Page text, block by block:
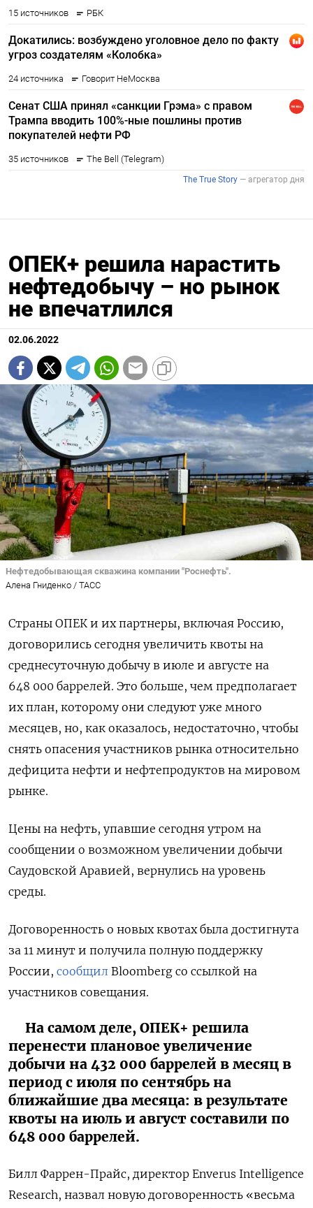
ОПЕК+ решила нарастить
нефтедобычу – но рынок
не впечатлился
02.06.2022
Нефтедобывающая скважина компании "Роснефть".
Алена Гниденко / ТАСС
Страны ОПЕК и их партнеры, включая Россию,
договорились сегодня увеличить квоты на
среднесуточную добычу в июле и августе на
648 000 баррелей. Это больше, чем предполагает
их план, которому они следуют уже много
месяцев, но, как оказалось, недостаточно, чтобы
снять опасения участников рынка относительно
дефицита нефти и нефтепродуктов на мировом
рынке.
Цены на нефть, упавшие сегодня утром на
сообщении о возможном увеличении добычи
Саудовской Аравией, вернулись на уровень
среды.
Договоренность о новых квотах была достигнута
за 11 минут и получила полную поддержку
России, сообщил Bloomberg со ссылкой на
участников совещания.
На самом деле, ОПЕК+ решила
перенести плановое увеличение
добычи на 432 000 баррелей в месяц в
период с июля по сентябрь на
ближайшие два месяца: в результате
квоты на июль и август составили по
648 000 баррелей.
Билл Фаррен-Прайс, директор Enverus Intelligence
Research, назвал новую договоренность «весьма